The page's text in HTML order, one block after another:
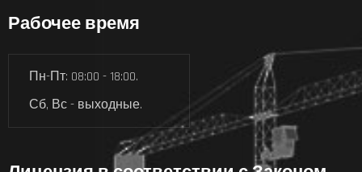
Рабочее время
Пн-Пт: 08:00 - 18:00.
Сб, Вс - выходные.